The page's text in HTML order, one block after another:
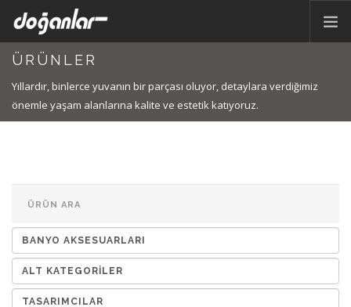
ANA SAYFA
ÜRÜNLER
ÜRÜNLER
Yıllardır, binlerce yuvanın bir parçası oluyor, detaylara verdiğimiz
önemle yaşam alanlarına kalite ve estetik katıyoruz.